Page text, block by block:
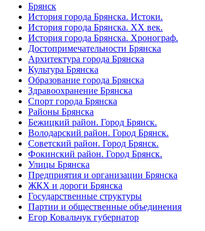
Брянск
История города Брянска. Истоки.
История города Брянска. XX век.
История города Брянска. Хронограф.
Достопримечательности Брянска
Архитектура города Брянска
Культура Брянска
Образование города Брянска
Здравоохранение Брянска
Спорт города Брянска
Районы Брянска
Бежицкий район. Город Брянск.
Володарский район. Город Брянск.
Советский район. Город Брянск.
Фокинский район. Город Брянск.
Улицы Брянска
Предприятия и организации Брянска
ЖКХ и дороги Брянска
Государственные структуры
Партии и общественные объединения
Егор Ковальчук губернатор